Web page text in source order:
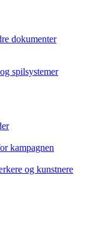
dokumenter
spilsystemer
kampagnen
og kunstnere